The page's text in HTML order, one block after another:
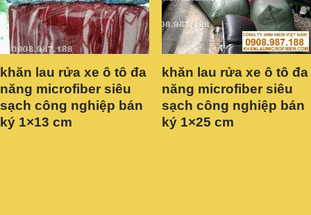
khăn lau rửa xe ô tô đa
năng microfiber siêu
sạch công nghiệp bán
ký 1×13 cm
khăn lau rửa xe ô tô đa
năng microfiber siêu
sạch công nghiệp bán
ký 1×25 cm